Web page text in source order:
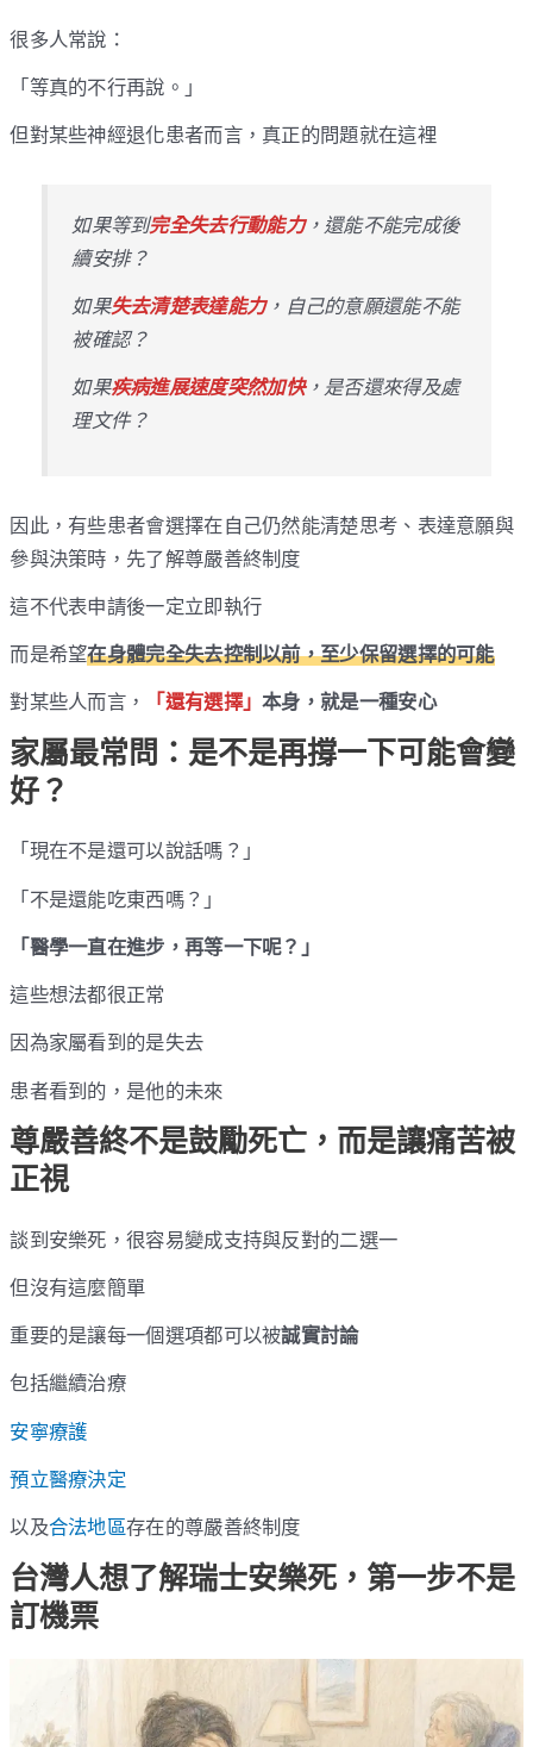
很多人常說：
「等真的不行再說。」
但對某些神經退化患者而言，真正的問題就在這裡
如果等到完全失去行動能力，還能不能完成後
續安排？
如果失去清楚表達能力，自己的意願還能不能
被確認？
如果疾病進展速度突然加快，是否還來得及處
理文件？
因此，有些患者會選擇在自己仍然能清楚思考、表達意願與
參與決策時，先了解尊嚴善終制度
這不代表申請後一定立即執行
而是希望在身體完全失去控制以前，至少保留選擇的可能
對某些人而言， 「還有選擇」本身，就是一種安心
家屬最常問：是不是再撐一下可能會變
好？
「現在不是還可以說話嗎？」
「不是還能吃東西嗎？」
「醫學一直在進步，再等一下呢？」
這些想法都很正常
因為家屬看到的是失去
患者看到的，是他的未來
尊嚴善終不是鼓勵死亡，而是讓痛苦被
正視
談到安樂死，很容易變成支持與反對的二選一
但沒有這麼簡單
重要的是讓每一個選項都可以被誠實討論
包括繼續治療
安寧療護
預立醫療決定
以及合法地區存在的尊嚴善終制度
台灣人想了解瑞士安樂死，第一步不是
訂機票